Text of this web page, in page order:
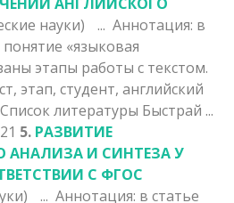
науки)
... Аннотация: в
«языковая
этапы работы с текстом.
этап, студент, английский
литературы Быстрай ...
5. РАЗВИТИЕ
АНАЛИЗА И СИНТЕЗА У
С ФГОС
... Аннотация: в статье